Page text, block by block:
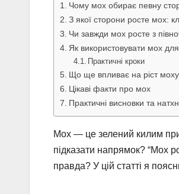
Чому мох обирає певну
З якої сторони росте мох:
Чи завжди мох росте з
Як використовувати мох
Практичні кроки
Що ще впливає на ріст моху
Цікаві факти про мох
Практичні висновки та
Мох — це зелений килим
підказати напрямок? “Мох
правда? У цій статті я